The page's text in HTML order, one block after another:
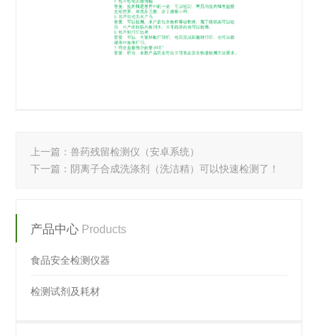
上一篇：兽药残留检测仪（安卓系统）
下一篇： 阴离子合成洗涤剂（洗洁精）可以快速检测了！
产品中心 Products
食品安全检测仪器
检测试剂及耗材